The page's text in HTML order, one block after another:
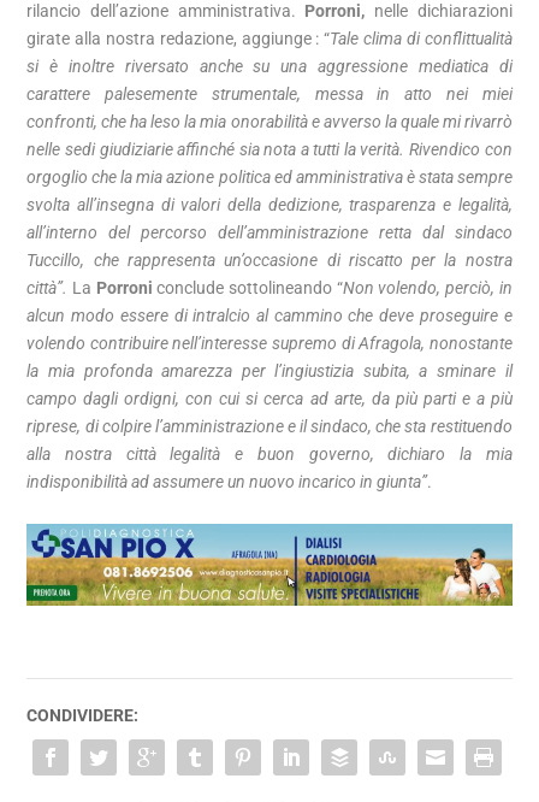
rilancio dell’azione amministrativa. Porroni, nelle dichiarazioni
girate alla nostra redazione, aggiunge : “Tale clima di conflittualità
si è inoltre riversato anche su una aggressione mediatica di
carattere palesemente strumentale, messa in atto nei miei
confronti, che ha leso la mia onorabilità e avverso la quale mi rivarrò
nelle sedi giudiziarie affinché sia nota a tutti la verità. Rivendico con
orgoglio che la mia azione politica ed amministrativa è stata sempre
svolta all’insegna di valori della dedizione, trasparenza e legalità,
all’interno del percorso dell’amministrazione retta dal sindaco
Tuccillo, che rappresenta un’occasione di riscatto per la nostra
città”. La Porroni conclude sottolineando “Non volendo, perciò, in
alcun modo essere di intralcio al cammino che deve proseguire e
volendo contribuire nell’interesse supremo di Afragola, nonostante
la mia profonda amarezza per l’ingiustizia subita, a sminare il
campo dagli ordigni, con cui si cerca ad arte, da più parti e a più
riprese, di colpire l’amministrazione e il sindaco, che sta restituendo
alla nostra città legalità e buon governo, dichiaro la mia
indisponibilità ad assumere un nuovo incarico in giunta”.
CONDIVIDERE: